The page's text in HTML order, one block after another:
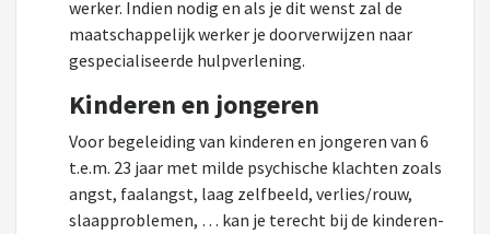
werker. Indien nodig en als je dit wenst zal de
maatschappelijk werker je doorverwijzen naar
gespecialiseerde hulpverlening.
Kinderen en jongeren
Voor begeleiding van kinderen en jongeren van 6
t.e.m. 23 jaar met milde psychische klachten zoals
angst, faalangst, laag zelfbeeld, verlies/rouw,
slaapproblemen, … kan je terecht bij de kinderen-